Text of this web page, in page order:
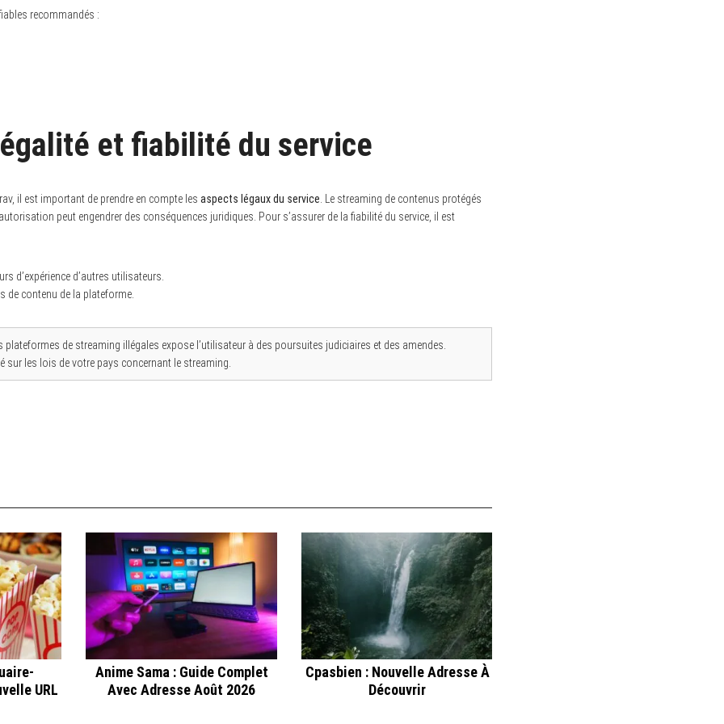
recommandés :
et fiabilité du service
il est important de prendre en compte les aspects légaux du service. Le streaming de contenus protégés
peut engendrer des conséquences juridiques. Pour s’assurer de la fiabilité du service, il est
d’expérience d’autres utilisateurs.
de contenu de la plateforme.
plateformes de streaming illégales expose l’utilisateur à des poursuites judiciaires et des amendes.
sur les lois de votre pays concernant le streaming.
URL
Anime Sama : Guide Complet
Avec Adresse Août 2026
Cpasbien : Nouvelle Adresse À
Découvrir